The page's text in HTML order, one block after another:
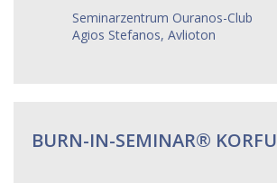
Seminarzentrum Ouranos-Club
Agios Stefanos, Avlioton
BURN-IN-SEMINAR® KORFU